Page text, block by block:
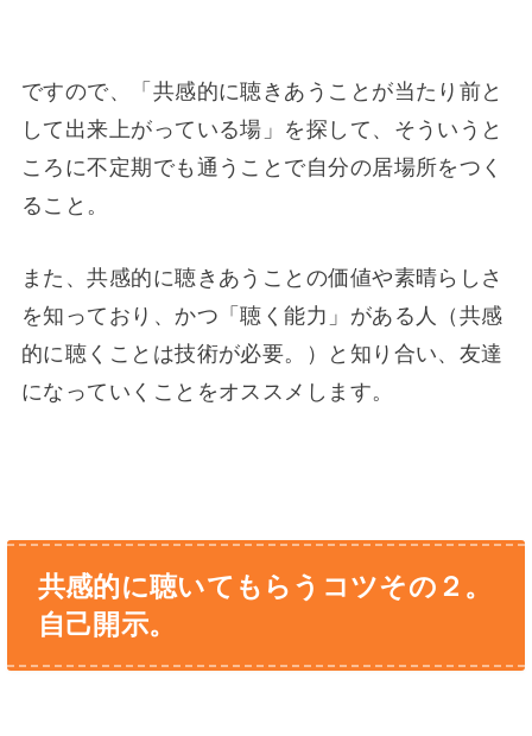
ですので、「共感的に聴きあうことが当たり前と
して出来上がっている場」を探して、そういうと
ころに不定期でも通うことで自分の居場所をつく
ること。
また、共感的に聴きあうことの価値や素晴らしさ
を知っており、かつ「聴く能力」がある人（共感
的に聴くことは技術が必要。）と知り合い、友達
になっていくことをオススメします。
共感的に聴いてもらうコツその２。
自己開示。